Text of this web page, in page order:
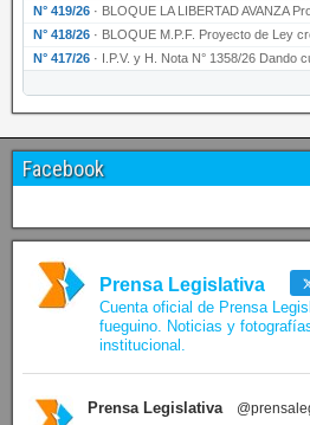
N° 419/26 · BLOQUE LA LIBERTAD AVANZA Proyecto de Ley
N° 418/26 · BLOQUE M.P.F. Proyecto de Ley creando el Ente
N° 417/26 · I.P.V. y H. Nota N° 1358/26 Dando cumplimiento
Facebook
Prensa Legislativa
Cuenta oficial de Prensa
fueguino. Noticias y
institucional.
Prensa Legislativa